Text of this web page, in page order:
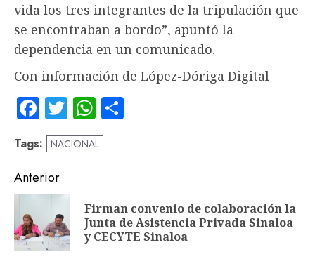
vida los tres integrantes de la tripulación que
se encontraban a bordo”, apuntó la
dependencia en un comunicado.
Con información de López-Dóriga Digital
Facebook
TwitterWhatsApp
Tags: NACIONAL
Navegación
de
entradas
Anterior
Firman convenio de colaboración la
Junta de Asistencia Privada Sinaloa
y CECYTE Sinaloa